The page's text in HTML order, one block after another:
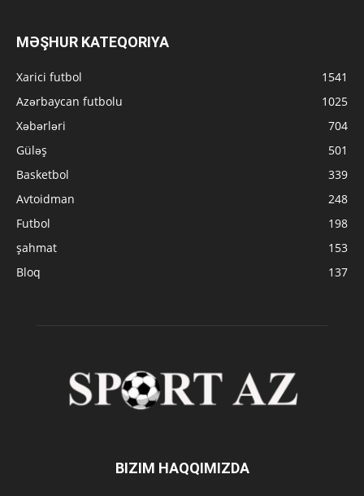
MƏŞHUR KATEQORIYA
Xarici futbol
1541
Azərbaycan futbolu
1025
Xəbərləri
704
Güləş
501
Basketbol
339
Avtoidman
248
Futbol
198
şahmat
153
Bloq
137
BIZIM HAQQIMIZDA